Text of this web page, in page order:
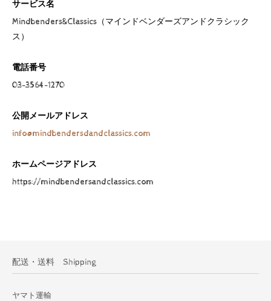
サービス名
Mindbenders&Classics（マインドベンダーズアンドクラシック
ス）
電話番号
03-3564-1270
公開メールアドレス
info@mindbendersdandclassics.com
ホームページアドレス
https://mindbendersandclassics.com
配送・送料 Shipping
ヤマト運輸